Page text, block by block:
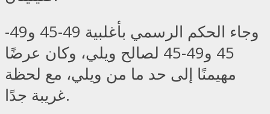
وجاء الحكم الرسمي بأغلبية 49-45 و49-
45 و49-45 لصالح ويلي، وكان عرضًا
مهيمنًا إلى حد ما من ويلي، مع لحظة
غريبة جدًا.